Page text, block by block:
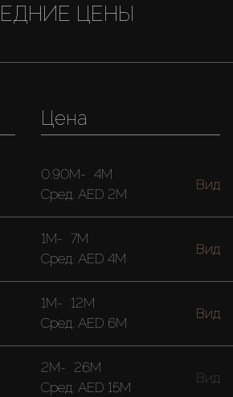
ЦЕНЫ
Цена
0.90M- 4M
Cред. AED 2M
Вид
1M- 7M
Cред. AED 4M
Вид
1M- 12M
Cред. AED 6M
Вид
2M- 26M
Cред. AED 15M
Вид